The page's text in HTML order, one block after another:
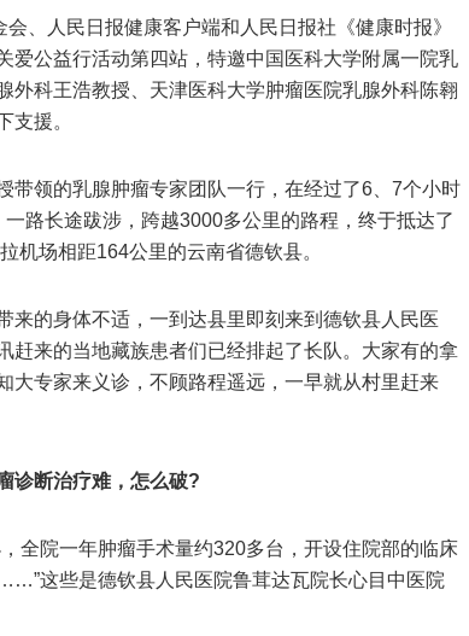
、人民日报健康客户端和人民日报社《健康时报》
公益行活动第四站，特邀中国医科大学附属一院乳
外科王浩教授、天津医科大学肿瘤医院乳腺外科陈翱
支援。
带领的乳腺肿瘤专家团队一行，在经过了6、7个小时
路长途跋涉，跨越3000多公里的路程，终于抵达了
机场相距164公里的云南省德钦县。
来的身体不适，一到达县里即刻来到德钦县人民医
赶来的当地藏族患者们已经排起了长队。大家有的拿
大专家来义诊，不顾路程遥远，一早就从村里赶来
诊断治疗难，怎么破?
全院一年肿瘤手术量约320多台，开设住院部的临床
这些是德钦县人民医院鲁茸达瓦院长心目中医院